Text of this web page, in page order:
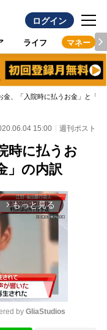
ログイン
ライフ マネー
金、「入院時に払うお金」と「
15:00 週刊ポスト
時に払うお
」の内訳
arrow_forward_ios もっと見る
by GliaStudios